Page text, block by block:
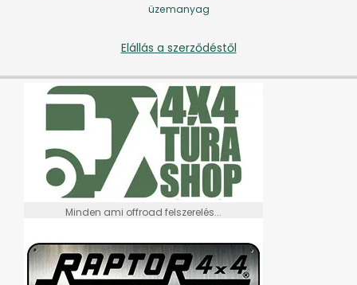
üzemanyag
Elállás a szerződéstől
Minden ami offroad felszerelés...